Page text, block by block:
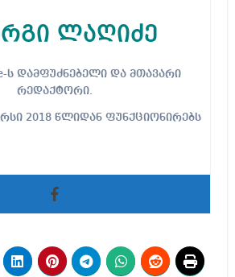
ლაღიძე
რედაქტორი.
2018 წლიდან ფუნქციონირებს